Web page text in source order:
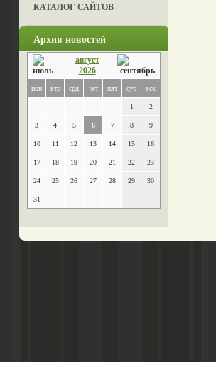
КАТАЛОГ САЙТОВ
Архив новостей
август
2026
пон втр срд чет пят суб вск
1 2
3 4 5 6 7 8 9
10 11 12 13 14 15 16
17 18 19 20 21 22 23
24 25 26 27 28 29 30
31